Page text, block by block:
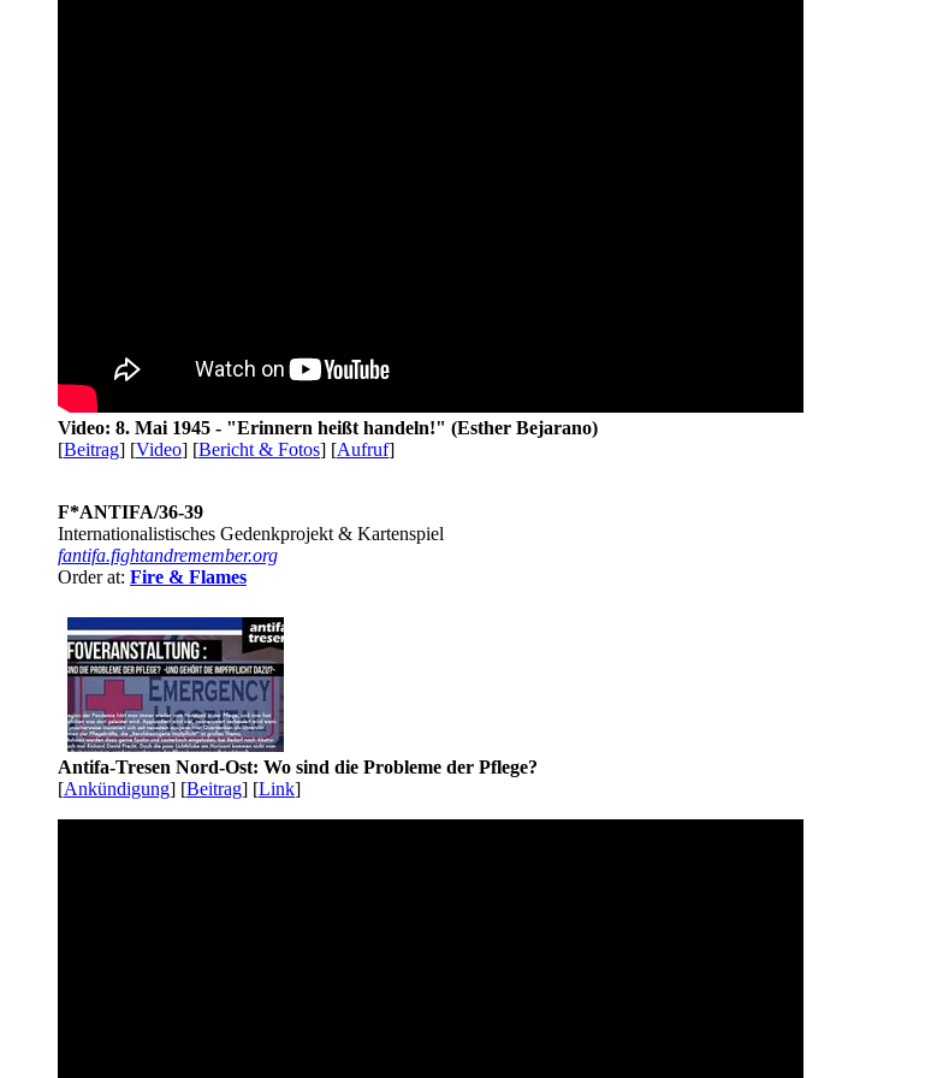
Video: 8. Mai 1945 - "Erinnern heißt handeln!" (Esther Bejarano)
[Beitrag] [Video] [Bericht & Fotos] [Aufruf]
F*ANTIFA/36-39
Internationalistisches Gedenkprojekt & Kartenspiel
fantifa.fightandremember.org
Order at: Fire & Flames
Antifa-Tresen Nord-Ost: Wo sind die Probleme der Pflege?
[Ankündigung] [Beitrag] [Link]